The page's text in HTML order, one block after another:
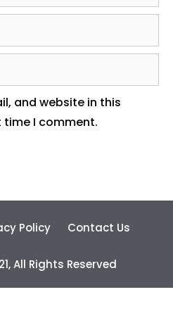
and website in this
time I comment.
Policy Contact Us
All Rights Reserved